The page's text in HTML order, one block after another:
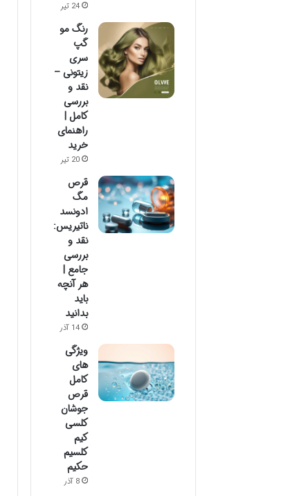
24 تیر
رنگ مو
گپ
سری
زیتونی –
نقد و
بررسی
کامل |
راهنمای
خرید
20 تیر
قرص
مگ
ادونسد
ناتیریس:
نقد و
بررسی
جامع |
هر آنچه
باید
بدانید
14 آذر
ویژگی
های
کامل
قرص
جوشان
کلسی
کیم
کلسیم
حکیم
8 آذر